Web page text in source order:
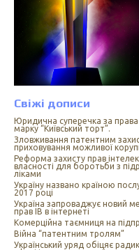
Свіжі дописи
Юридична суперечка за
марку “Київський торт”.
Зловживання патентним
приховування можливої
Реформа захисту прав
власності для боротьби з
ліками
Україну названо країною
2017 році
Україна запроваджує новий
прав ІВ в інтернеті
Комерційна таємниця на
Війна “патентним тролям”
Український уряд обіцяє